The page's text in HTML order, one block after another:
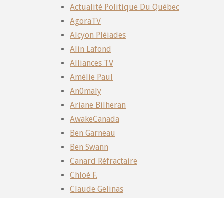
Actualité Politique Du Québec
AgoraTV
Alcyon Pléiades
Alin Lafond
Alliances TV
Amélie Paul
An0maly
Ariane Bilheran
AwakeCanada
Ben Garneau
Ben Swann
Canard Réfractaire
Chloé F.
Claude Gelinas